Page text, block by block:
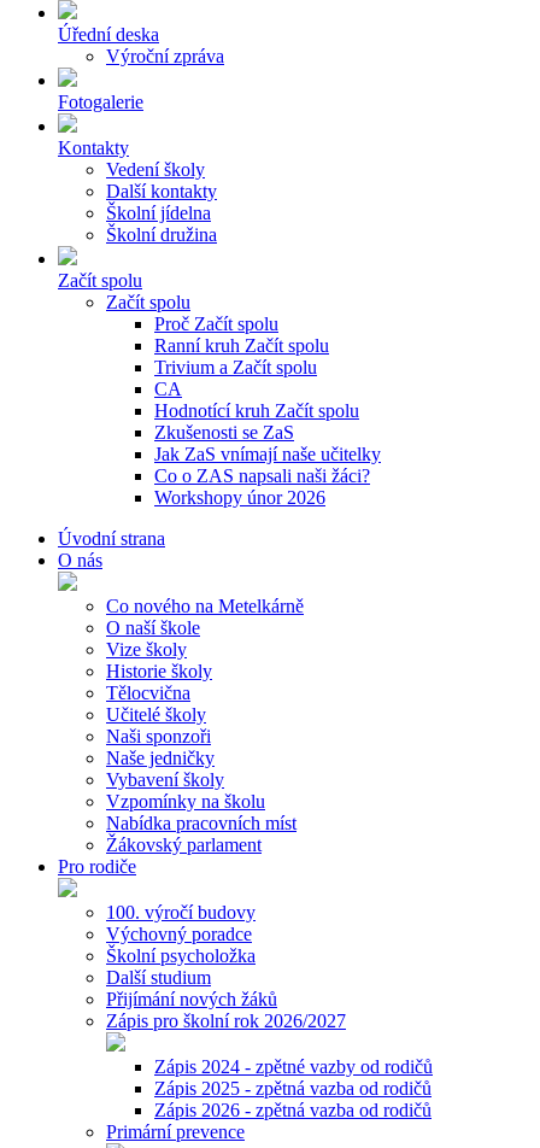
Úřední deska
Výroční zpráva
Fotogalerie
Kontakty
Vedení školy
Další kontakty
Školní jídelna
Školní družina
Začít spolu
Začít spolu
Proč Začít spolu
Ranní kruh Začít spolu
Trivium a Začít spolu
CA
Hodnotící kruh Začít spolu
Zkušenosti se ZaS
Jak ZaS vnímají naše učitelky
Co o ZAS napsali naši žáci?
Workshopy únor 2026
Úvodní strana
O nás
Co nového na Metelkárně
O naší škole
Vize školy
Historie školy
Tělocvična
Učitelé školy
Naši sponzoři
Naše jedničky
Vybavení školy
Vzpomínky na školu
Nabídka pracovních míst
Žákovský parlament
Pro rodiče
100. výročí budovy
Výchovný poradce
Školní psycholožka
Další studium
Přijímání nových žáků
Zápis pro školní rok 2026/2027
Zápis 2024 - zpětné vazby od rodičů
Zápis 2025 - zpětná vazba od rodičů
Zápis 2026 - zpětná vazba od rodičů
Primární prevence